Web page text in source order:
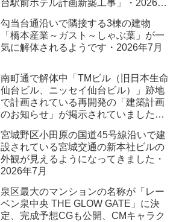
台駅前ホテル計画新築工事」・2026年
勾当台通沿いで隣接する3棟の建物
「橋本産業～ガスト～しゃぶ葉」が一
気に解体されるようです・2026年7月
南町通で解体中「TMビル（旧日本生命
仙台ビル、ニッセイ仙台ビル）」跡地
で計画されている再開発の「建築計画
のお知らせ」が掲示されていました・
宮城野区小田原の国道45号線沿いで建
設されている宮城交通の新本社ビルの
外観が見えるようになってきました・
2026年7月
泉区最大のマンションの名称が「レー
ベン泉中央 THE GLOW GATE」に決
定、完成予想CGも公開、CMキャラク